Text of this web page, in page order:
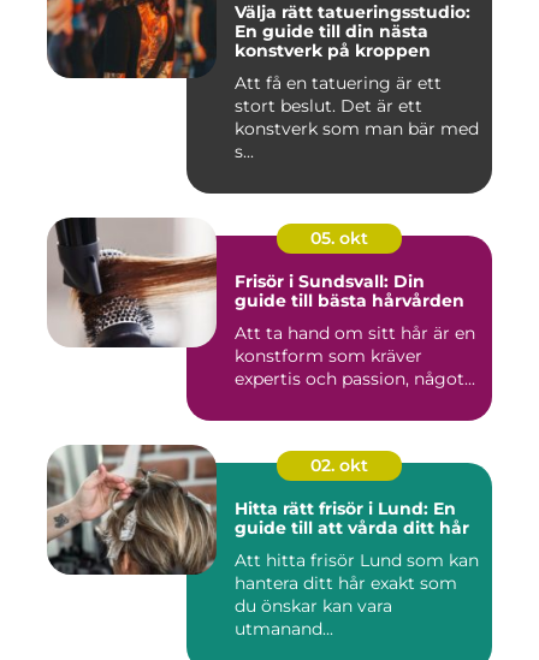
Välja rätt tatueringsstudio:
En guide till din nästa
konstverk på kroppen
Att få en tatuering är ett
stort beslut. Det är ett
konstverk som man bär med
s...
05. okt
Frisör i Sundsvall: Din
guide till bästa hårvården
Att ta hand om sitt hår är en
konstform som kräver
expertis och passion, något...
02. okt
Hitta rätt frisör i Lund: En
guide till att vårda ditt hår
Att hitta frisör Lund som kan
hantera ditt hår exakt som
du önskar kan vara
utmanand...